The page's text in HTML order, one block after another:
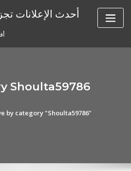
أحدث الإعلانات
Shoulta59786
by category "Shoulta59786"